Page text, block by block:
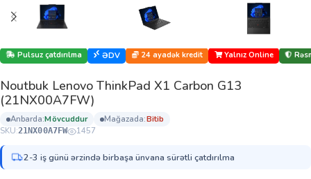
Pulsuz çatdırılma ƏDV 24 ayadək kredit Yalnız Online
Noutbuk Lenovo ThinkPad X1 Carbon G13
(21NX00A7FW)
anbarda: mövcuddur mağazada:
bi̇ti̇b
SKU:21NX00A7FW 1457
2-3 iş günü ərzində birbaşa ünvana sürətli çatdırılma